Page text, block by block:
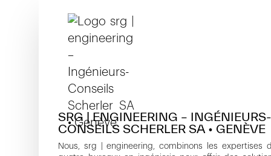
SRG | ENGINEERING – INGÉNIEURS-
CONSEILS SCHERLER SA • GENÈVE
Nous, srg | engineering, combinons les expertises